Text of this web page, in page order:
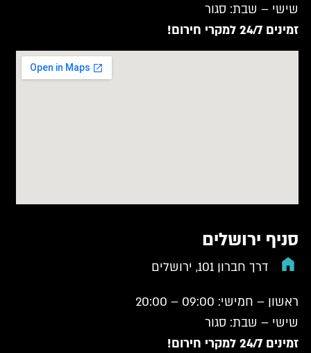
שישי – שבת: סגור
זמינים 24/7 למקרי חירום!
סניף ירושלים
דרך חברון 101, ירושלים
ראשון – חמישי: 09:00 – 20:00
שישי – שבת: סגור
זמינים 24/7 למקרי חירום!